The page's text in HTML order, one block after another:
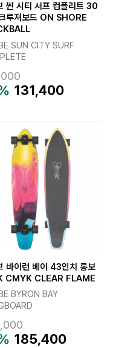
썬 시티 서프 컴플리트 30
루져보드 ON SHORE
SUN CITY SURF
131,400
바이런 베이 43인치 롱보
CMYK CLEAR FLAME
BYRON BAY
185,400